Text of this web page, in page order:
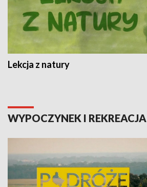
Lekcja z natury
WYPOCZYNEK I REKREACJA